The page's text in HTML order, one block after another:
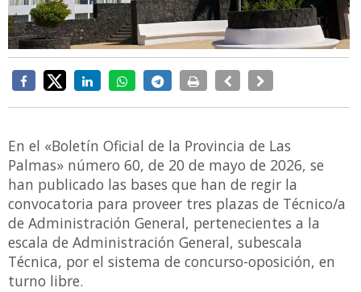
En el «Boletín Oficial de la Provincia de Las
Palmas» número 60, de 20 de mayo de 2026, se
han publicado las bases que han de regir la
convocatoria para proveer tres plazas de Técnico/a
de Administración General, pertenecientes a la
escala de Administración General, subescala
Técnica, por el sistema de concurso-oposición, en
turno libre.